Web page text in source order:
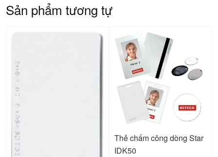
Sản phẩm tương tự
Thẻ chấm công dòng Star
IDK50